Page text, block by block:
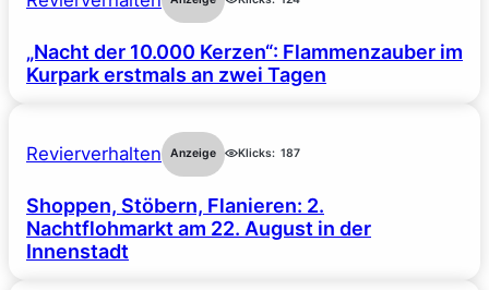
„Nacht der 10.000 Kerzen“: Flammenzauber im
Kurpark erstmals an zwei Tagen
Revierverhalten Anzeige Klicks: 187
Shoppen, Stöbern, Flanieren: 2.
Nachtflohmarkt am 22. August in der
Innenstadt